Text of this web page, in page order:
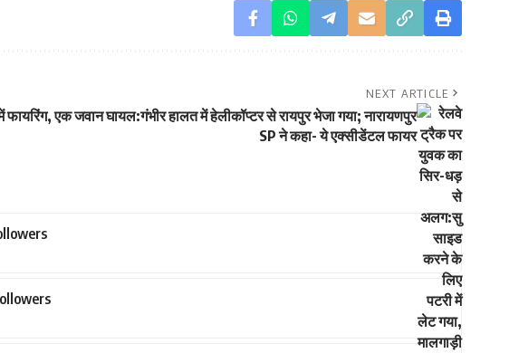
NEXT ARTICLE
फायरिंग, एक जवान घायल:गंभीर हालत में हेलीकॉप्टर से रायपुर भेजा गया; नारायणपुर
SP ने कहा- ये एक्सीडेंटल फायर